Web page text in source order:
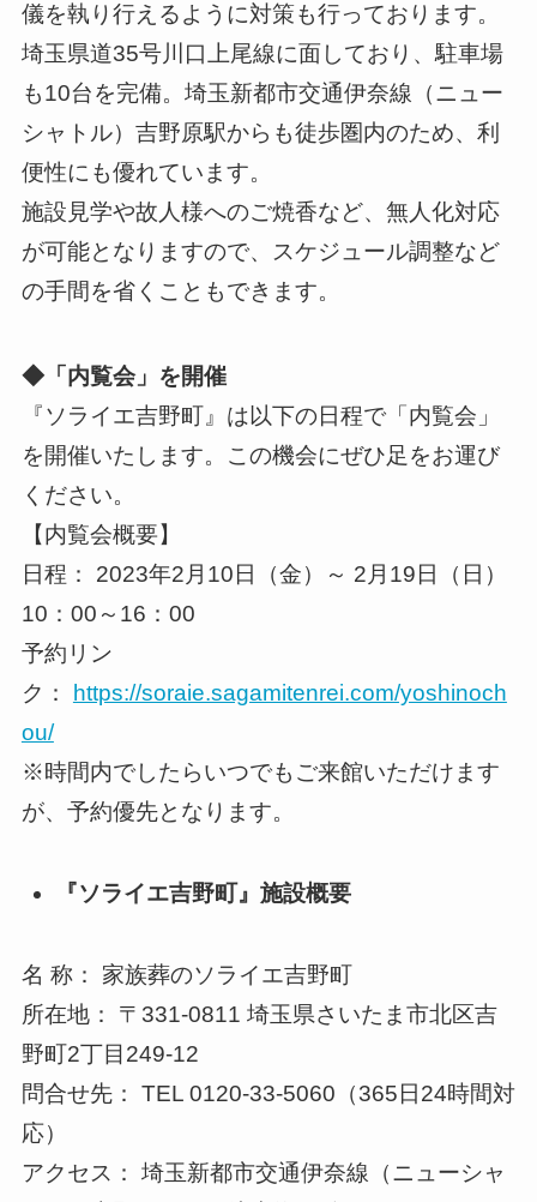
儀を執り行えるように対策も行っております。
埼玉県道35号川口上尾線に面しており、駐車場
も10台を完備。埼玉新都市交通伊奈線（ニュー
シャトル）吉野原駅からも徒歩圏内のため、利
便性にも優れています。
施設見学や故人様へのご焼香など、無人化対応
が可能となりますので、スケジュール調整など
の手間を省くこともできます。
◆「内覧会」を開催
『ソライエ吉野町』は以下の日程で「内覧会」
を開催いたします。この機会にぜひ足をお運び
ください。
【内覧会概要】
日程： 2023年2月10日（金）～ 2月19日（日）
10：00～16：00
予約リン
ク：
https://soraie.sagamitenrei.com/yoshinoch
ou/
※時間内でしたらいつでもご来館いただけます
が、予約優先となります。
『ソライエ吉野町』施設概要
名 称： 家族葬のソライエ吉野町
所在地： 〒331-0811 埼玉県さいたま市北区吉
野町2丁目249-12
問合せ先： TEL 0120-33-5060（365日24時間対
応）
アクセス： 埼玉新都市交通伊奈線（ニューシャ